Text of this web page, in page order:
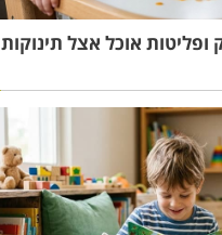
ופליטות אוכל אצל תינוקות